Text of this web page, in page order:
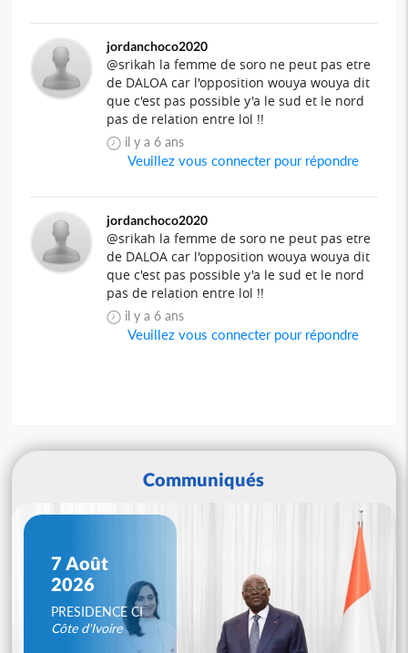
jordanchoco2020
@srikah la femme de soro ne peut pas etre
de DALOA car l'opposition wouya wouya dit
que c'est pas possible y'a le sud et le nord
pas de relation entre lol !!
il y a 6 ans
Veuillez vous connecter pour répondre
jordanchoco2020
@srikah la femme de soro ne peut pas etre
de DALOA car l'opposition wouya wouya dit
que c'est pas possible y'a le sud et le nord
pas de relation entre lol !!
il y a 6 ans
Veuillez vous connecter pour répondre
Communiqués
7 Août
2026
PRESIDENCE CI
Côte d'Ivoire